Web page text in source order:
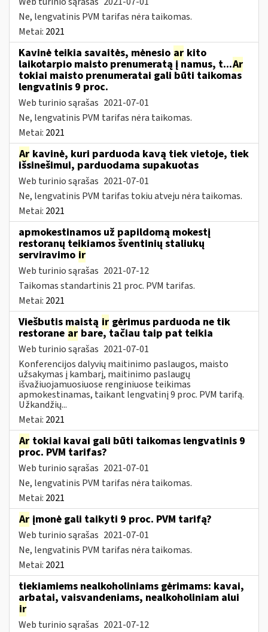
Ne, lengvatinis PVM tarifas nėra taikomas.
Metai: 2021
Kavinė teikia savaitės, mėnesio ar kito
laikotarpio maisto prenumeratą į namus, t...Ar
tokiai maisto prenumeratai gali būti taikomas
lengvatinis 9 proc.
Web turinio sąrašas 2021-07-01
Ne, lengvatinis PVM tarifas nėra taikomas.
Metai: 2021
Ar kavinė, kuri parduoda kavą tiek vietoje, tiek
išsinešimui, parduodama supakuotas
Web turinio sąrašas 2021-07-01
Ne, lengvatinis PVM tarifas tokiu atveju nėra taikomas.
Metai: 2021
apmokestinamos už papildomą mokestį
restoranų teikiamos šventinių staliukų
serviravimo ir
Web turinio sąrašas 2021-07-12
Taikomas standartinis 21 proc. PVM tarifas.
Metai: 2021
Viešbutis maistą ir gėrimus parduoda ne tik
restorane ar bare, tačiau taip pat teikia
Web turinio sąrašas 2021-07-01
Konferencijos dalyvių maitinimo paslaugos, maisto
užsakymas į kambarį, maitinimo paslaugų
išvažiuojamuosiuose renginiuose teikimas
apmokestinamas, taikant lengvatinį 9 proc. PVM tarifą.
Užkandžių...
Metai: 2021
Ar tokiai kavai gali būti taikomas lengvatinis 9
proc. PVM tarifas?
Web turinio sąrašas 2021-07-01
Ne, lengvatinis PVM tarifas nėra taikomas.
Metai: 2021
Ar įmonė gali taikyti 9 proc. PVM tarifą?
Web turinio sąrašas 2021-07-01
Ne, lengvatinis PVM tarifas nėra taikomas.
Metai: 2021
tiekiamiems nealkoholiniams gėrimams: kavai,
arbatai, vaisvandeniams, nealkoholiniam alui
ir
Web turinio sąrašas 2021-07-12